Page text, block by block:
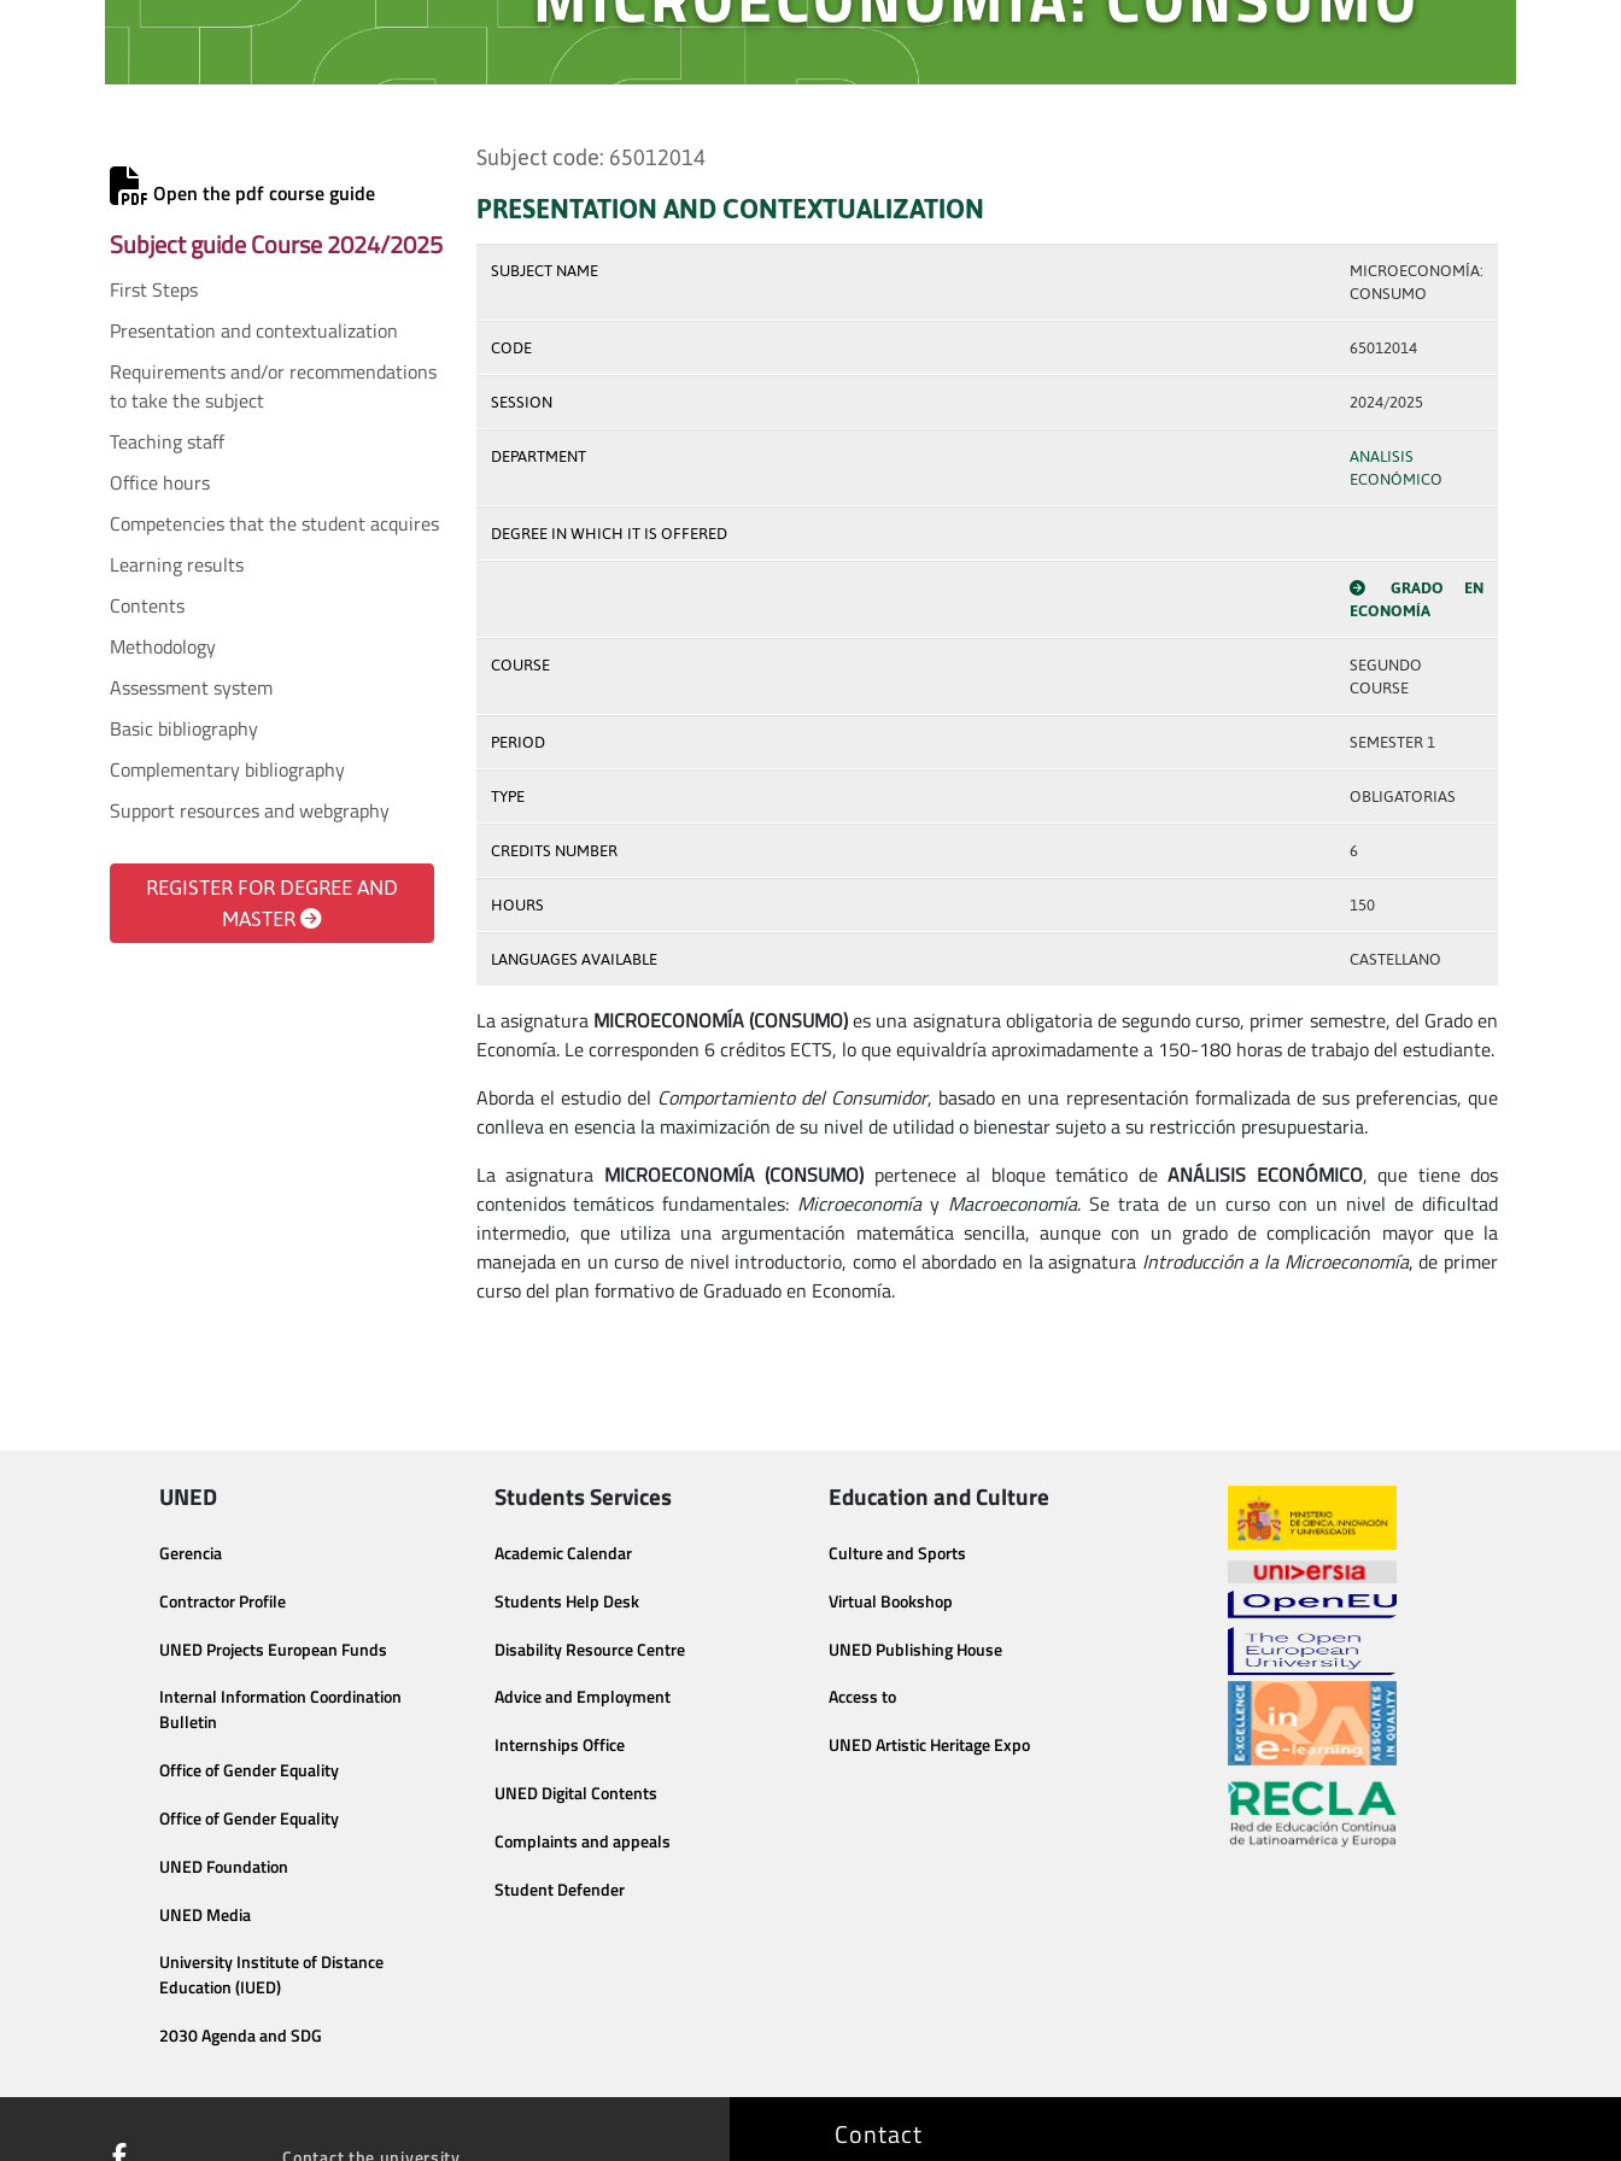
Open the pdf course guide
Subject guide Course 2024/2025
First Steps
Presentation and contextualization
Requirements and/or recommendations
to take the subject
Teaching staff
Office hours
Competencies that the student acquires
Learning results
Contents
Methodology
Assessment system
Basic bibliography
Complementary bibliography
Support resources and webgraphy
REGISTER FOR DEGREE AND
MASTER
Subject code: 65012014
PRESENTATION AND CONTEXTUALIZATION
SUBJECT NAME
MICROECONOMÍA:
CONSUMO
CODE 65012014
SESSION 2024/2025
DEPARTMENT
ANALISIS
ECONÓMICO
DEGREE IN WHICH IT IS OFFERED
GRADO EN
ECONOMÍA
COURSE
SEGUNDO
COURSE
PERIOD SEMESTER 1
TYPE OBLIGATORIAS
CREDITS NUMBER 6
HOURS 150
LANGUAGES AVAILABLE CASTELLANO
La asignatura MICROECONOMÍA (CONSUMO)es una asignatura obligatoria de segundo curso, primer semestre, del Grado en
Economía. Le corresponden 6 créditos ECTS, lo que equivaldría aproximadamente a 150-180 horas de trabajo del estudiante.
Aborda el estudio del Comportamiento del Consumidor, basado en una representación formalizada de sus preferencias, que
conlleva en esencia la maximización de su nivel de utilidad o bienestar sujeto a su restricción presupuestaria.
La asignatura MICROECONOMÍA (CONSUMO) pertenece al bloque temático de ANÁLISIS ECONÓMICO, que tiene dos
contenidos temáticos fundamentales: Microeconomíay Macroeconomía. Se trata de un curso con un nivel de dificultad
intermedio, que utiliza una argumentación matemática sencilla, aunque con un grado de complicación mayor que la
manejada en un curso de nivel introductorio, como el abordado en la asignatura Introducción a la Microeconomía, de primer
curso del plan formativo de Graduado en Economía.
UNED
Gerencia
Contractor Profile
UNED Projects European Funds
Internal Information Coordination
Bulletin
Office of Gender Equality
Office of Gender Equality
UNED Foundation
UNED Media
University Institute of Distance
Education (IUED)
2030 Agenda and SDG
Students Services
Academic Calendar
Students Help Desk
Disability Resource Centre
Advice and Employment
Internships Office
UNED Digital Contents
Complaints and appeals
Student Defender
Education and Culture
Culture and Sports
Virtual Bookshop
UNED Publishing House
Access to
UNED Artistic Heritage Expo
Contact